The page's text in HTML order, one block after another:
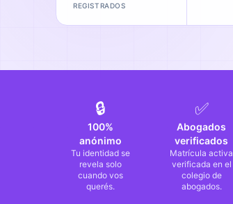
REGISTRADOS
🔒
100%
anónimo
Tu identidad se
revela solo
cuando vos
querés.
✅
Abogados
verificados
Matrícula activa
verificada en el
colegio de
abogados.